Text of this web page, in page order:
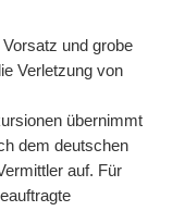
und grobe
Verletzung von
übernimmt
dem deutschen
auf. Für